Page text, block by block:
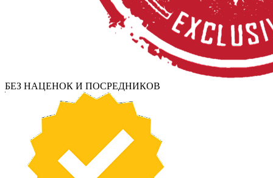
БЕЗ НАЦЕНОК И ПОСРЕДНИКОВ